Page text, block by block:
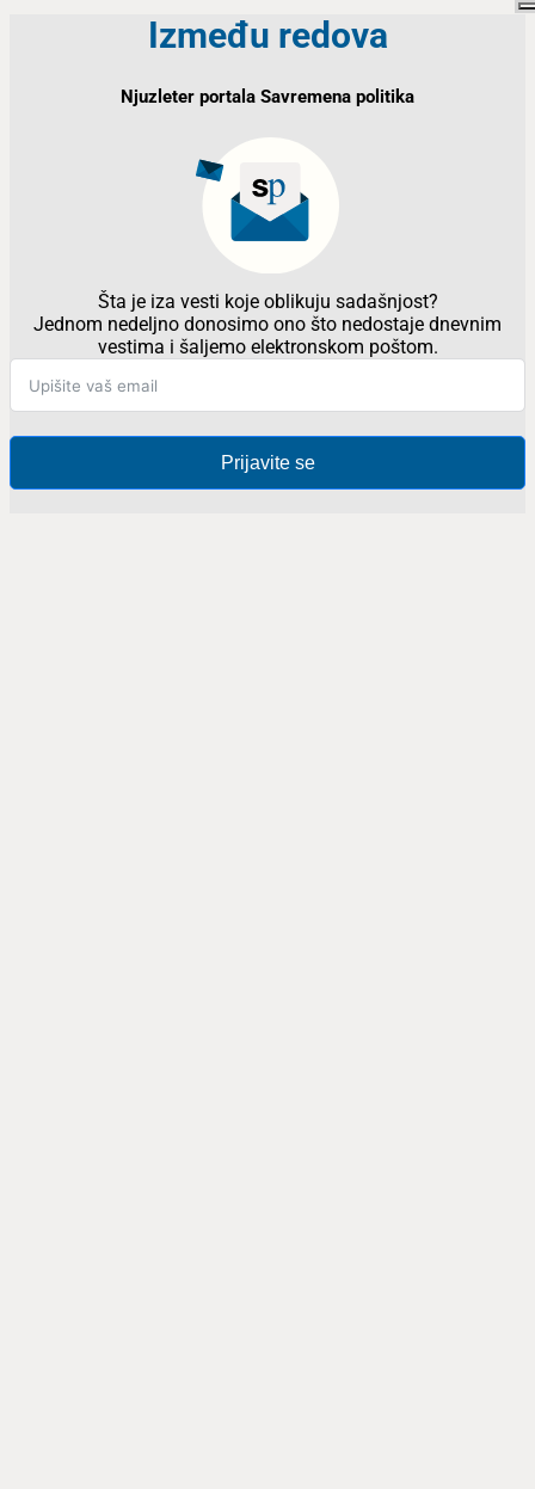
Između redova
Njuzleter portala Savremena politika
Šta je iza vesti koje oblikuju sadašnjost?
Jednom nedeljno donosimo ono što nedostaje dnevnim
vestima i šaljemo elektronskom poštom.
Prijavite se